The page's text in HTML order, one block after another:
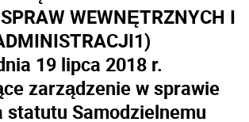
WEWNĘTRZNYCH I
1)
19 lipca 2018 r.
zarządzenie w sprawie
statutu Samodzielnemu